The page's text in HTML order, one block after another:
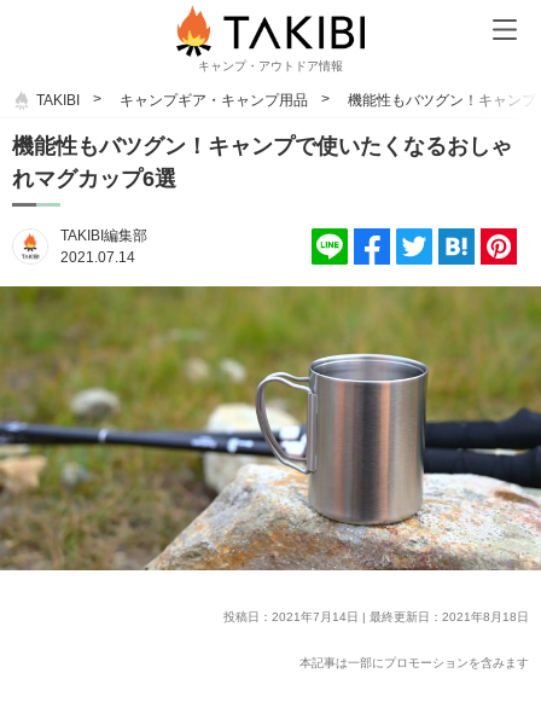
キャンプ・アウトドア情報
TAKIBI キャンプギア・キャンプ用品 機能性もバツグン！キャン
機能性もバツグン！キャンプで使いたくなるおしゃ
れマグカップ6選
TAKIBI編集部
2021.07.14
投稿日：2021年7月14日 | 最終更新日：2021年8月18日
本記事は一部にプロモーションを含みます